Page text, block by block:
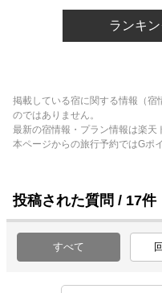
ランキ
掲載している宿に関する情報（宿
のではありません。
最新の宿情報・プラン情報は楽天
本ページからの旅行予約ではGポ
投稿された質問 / 17件
すべて